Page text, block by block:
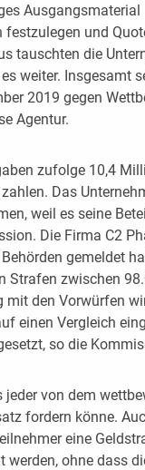
Ausgangsmaterial
und
tauschten die
weiter. Insgesamt
2019 gegen
Agentur.
zufolge 10,4
Das
weil es seine
Die Firma C2
gemeldet
Strafen zwischen
den Vorwürfen
einen Vergleich
so die
von dem
fordern könne.
eine
ohne dass